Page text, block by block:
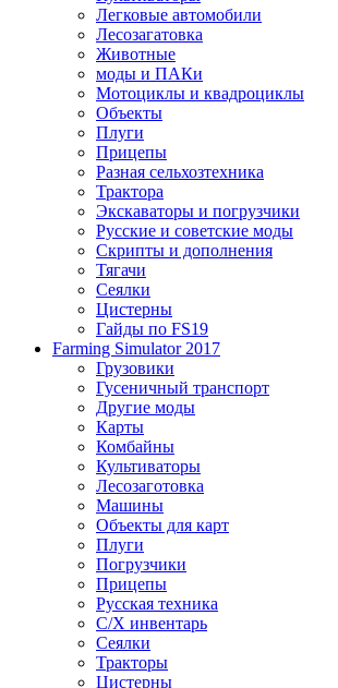
Легковые автомобили
Лесозагатовка
Животные
моды и ПАКи
Мотоциклы и квадроциклы
Объекты
Плуги
Прицепы
Разная сельхозтехника
Трактора
Экскаваторы и погрузчики
Русские и советские моды
Скрипты и дополнения
Тягачи
Сеялки
Цистерны
Гайды по FS19
Farming Simulator 2017
Грузовики
Гусеничный транспорт
Другие моды
Карты
Комбайны
Культиваторы
Лесозаготовка
Машины
Объекты для карт
Плуги
Погрузчики
Прицепы
Русская техника
С/Х инвентарь
Сеялки
Тракторы
Цистерны